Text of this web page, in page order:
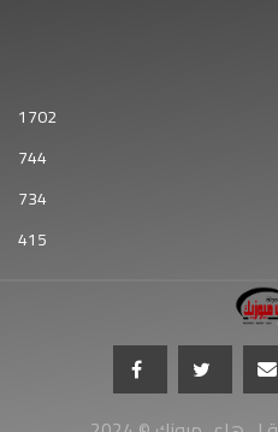
1702
744
734
415